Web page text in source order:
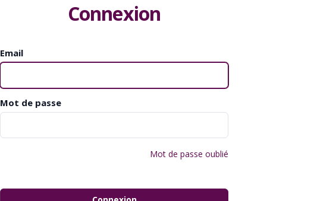
Connexion
Email
Mot de passe
Mot de passe oublié